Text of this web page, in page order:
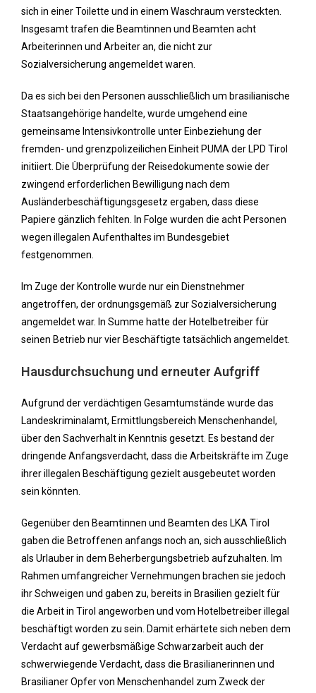
sich in einer Toilette und in einem Waschraum versteckten.
Insgesamt trafen die Beamtinnen und Beamten acht
Arbeiterinnen und Arbeiter an, die nicht zur
Sozialversicherung angemeldet waren.
Da es sich bei den Personen ausschließlich um brasilianische
Staatsangehörige handelte, wurde umgehend eine
gemeinsame Intensivkontrolle unter Einbeziehung der
fremden- und grenzpolizeilichen Einheit PUMA der LPD Tirol
initiiert. Die Überprüfung der Reisedokumente sowie der
zwingend erforderlichen Bewilligung nach dem
Ausländerbeschäftigungsgesetz ergaben, dass diese
Papiere gänzlich fehlten. In Folge wurden die acht Personen
wegen illegalen Aufenthaltes im Bundesgebiet
festgenommen.
Im Zuge der Kontrolle wurde nur ein Dienstnehmer
angetroffen, der ordnungsgemäß zur Sozialversicherung
angemeldet war. In Summe hatte der Hotelbetreiber für
seinen Betrieb nur vier Beschäftigte tatsächlich angemeldet.
Hausdurchsuchung und erneuter Aufgriff
Aufgrund der verdächtigen Gesamtumstände wurde das
Landeskriminalamt, Ermittlungsbereich Menschenhandel,
über den Sachverhalt in Kenntnis gesetzt. Es bestand der
dringende Anfangsverdacht, dass die Arbeitskräfte im Zuge
ihrer illegalen Beschäftigung gezielt ausgebeutet worden
sein könnten.
Gegenüber den Beamtinnen und Beamten des LKA Tirol
gaben die Betroffenen anfangs noch an, sich ausschließlich
als Urlauber in dem Beherbergungsbetrieb aufzuhalten. Im
Rahmen umfangreicher Vernehmungen brachen sie jedoch
ihr Schweigen und gaben zu, bereits in Brasilien gezielt für
die Arbeit in Tirol angeworben und vom Hotelbetreiber illegal
beschäftigt worden zu sein. Damit erhärtete sich neben dem
Verdacht auf gewerbsmäßige Schwarzarbeit auch der
schwerwiegende Verdacht, dass die Brasilianerinnen und
Brasilianer Opfer von Menschenhandel zum Zweck der